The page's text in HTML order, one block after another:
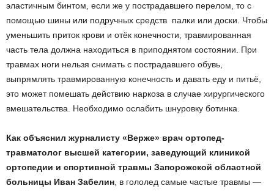
эластичным бинтом, если же у пострадавшего перелом, то с
помощью шины или подручных средств ­ палки или доски. Чтобы
уменьшить приток крови и отёк конечности, травмированная
часть тела должна находиться в приподнятом состоянии. При
травмах ноги нельзя снимать с пострадавшего обувь,
выпрямлять травмированную конечность и давать еду и питьё,
это может помешать действию наркоза в случае хирургического
вмешательства. Необходимо ослабить шнуровку ботинка.
Как объяснил журналисту «Верже» врач ортопед­-
травматолог высшей категории, заведующий клиникой
ортопедии и спортивной травмы Запорожской областной
больницы Иван Забелин , в гололед самые частые травмы —